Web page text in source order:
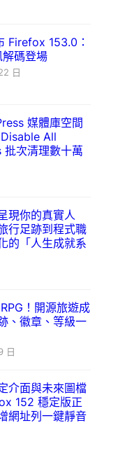
Firefox 153.0：
碼登場
日
媒體庫空間
All
次清理數十萬
現你的真實人
行足跡到程式職
的「人生成就系
！開源旅遊成
、徽章、等級一
日
介面與未來圖檔
152 穩定版正
網址列一鍵靜音